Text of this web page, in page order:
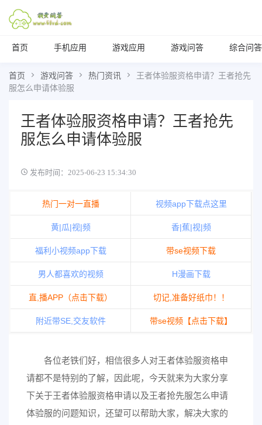
首页 手机应用 游戏应用 游戏问答 综合问答
首页 游戏问答 热门资讯
王者体验服资格申请？王者抢先
服怎么申请体验服
王者体验服资格申请？王者抢先
服怎么申请体验服
发布时间：2025-06-23 15:34:30
热门一对一直播 视频app下载点这里
黄|瓜|视|频 香|蕉|视|频
福利小视频app下载 带se视频下载
男人都喜欢的视频 H漫画下载
直,播APP（点击下载） 切记,准备好纸巾！！
附近带SE,交友软件 带se视频【点击下载】
各位老铁们好，相信很多人对王者体验服资格申
请都不是特别的了解，因此呢，今天就来为大家分享
下关于王者体验服资格申请以及王者抢先服怎么申请
体验服的问题知识，还望可以帮助大家，解决大家的